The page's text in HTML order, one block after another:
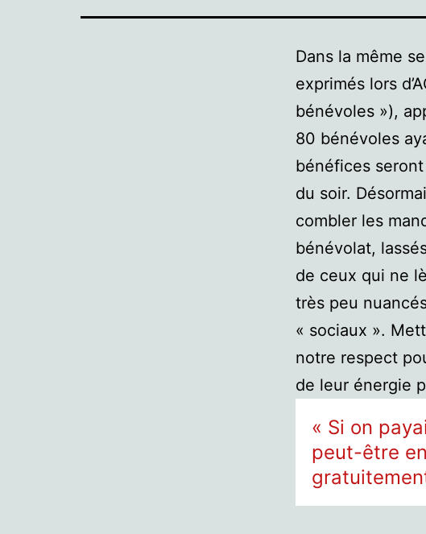
Dans la même
exprimés lors
bénévoles »),
80 bénévoles
bénéfices
du soir.
combler les
bénévolat,
de ceux qui ne
très peu
« sociaux ».
notre respect
de leur énergie
« Si on
peut-être